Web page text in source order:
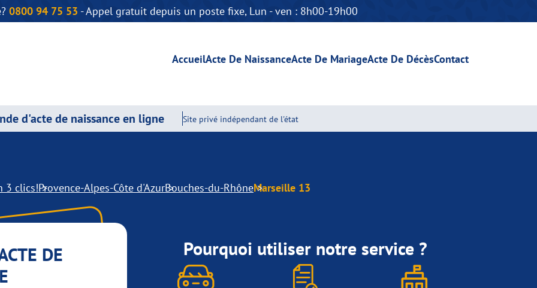
0800 94 75 53 - Appel gratuit depuis un poste fixe, Lun - ven : 8h00-19h00
AccueilActe De NaissanceActe De MariageActe De DécèsContact
d'acte de naissance en ligne Site privé indépendant de l'état
3 clics!Provence-Alpes-Côte d'AzurBouches-du-RhôneMarseille 13
DE
Pourquoi utiliser notre service ?